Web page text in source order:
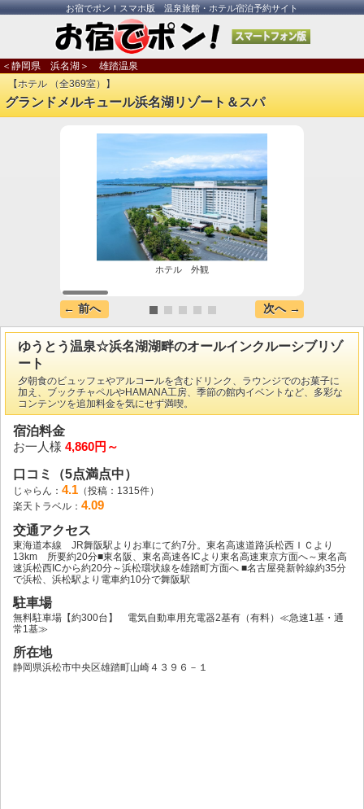
お宿でポン！スマホ版 温泉旅館・ホテル宿泊予約サイト
＜静岡県 浜名湖＞ 雄踏温泉
【ホテル （全369室）】
グランドメルキュール浜名湖リゾート＆スパ
ホテル 外観
← 前へ 次へ →
ゆうとう温泉☆浜名湖湖畔のオールインクルーシブリゾ
ート
夕朝食のビュッフェやアルコールを含むドリンク、ラウンジでのお菓子に
加え、ブックチャペルやHAMANA工房、季節の館内イベントなど、多彩な
コンテンツを追加料金を気にせず満喫。
宿泊料金
お一人様 4,860円～
口コミ（5点満点中）
じゃらん： 4.1 （投稿：1315件）
楽天トラベル： 4.09
交通アクセス
東海道本線 JR舞阪駅よりお車にて約7分。東名高速道路浜松西ＩＣより
13km 所要約20分■東名阪、東名高速各ICより東名高速東京方面へ～東名高
速浜松西ICから約20分～浜松環状線を雄踏町方面へ ■名古屋発新幹線約35分
で浜松、浜松駅より電車約10分で舞阪駅
駐車場
無料駐車場【約300台】 電気自動車用充電器2基有（有料）≪急速1基・通
常1基≫
所在地
静岡県浜松市中央区雄踏町山崎４３９６－１